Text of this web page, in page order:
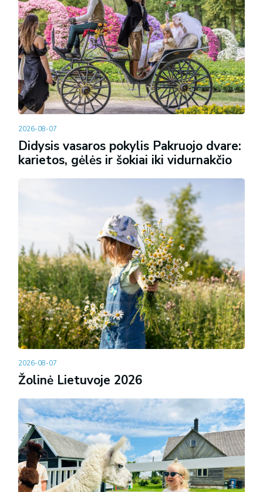
2026-08-07
Didysis vasaros pokylis Pakruojo dvare:
karietos, gėlės ir šokiai iki vidurnakčio
2026-08-07
Žolinė Lietuvoje 2026